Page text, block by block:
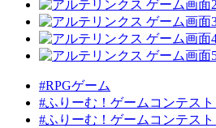
#RPGゲーム
#ふりーむ！ゲームコンテス
#ふりーむ！ゲームコンテス